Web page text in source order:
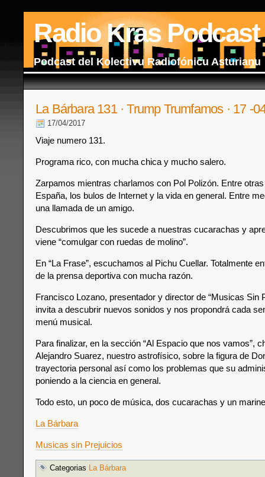
Radio Kras Podcast
Podcast del Kolectivu Radiofónicu Asturianu
La Bárbara 131 · Trump Trumfamos · 17 -
17/04/2017
Viaje numero 131.
Programa rico, con mucha chica y mucho salero.
Zarpamos mientras charlamos con Pol Polizón. Entre
España, los bulos de Internet y la vida en general. Entre
una llamada de un amigo.
Descubrimos que les sucede a nuestras cucarachas y
viene “comulgar con ruedas de molino”.
En “La Frase”, escuchamos al Pichu Cuellar. Totalmente
de la prensa deportiva con mucha razón.
Francisco Lozano, presentador y director de “Musicas Sin
invita a descubrir nuevos sonidos y nos propondrá cada
menú musical.
Para finalizar, en la sección “Al Espacio que nos vamos”,
Alejandro Suarez, nuestro astrofísico, sobre la figura de
trayectoria personal así como los problemas que su
poniendo a la ciencia en general.
Todo esto, un poco de música, dos cucarachas y un
La Bárbara
Musicas sin Prejuicios
Categorias La Bárbara